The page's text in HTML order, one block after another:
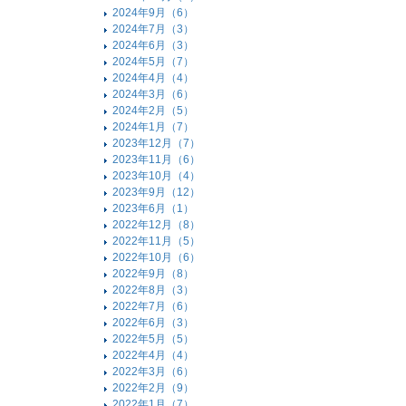
2024年9月（6）
2024年7月（3）
2024年6月（3）
2024年5月（7）
2024年4月（4）
2024年3月（6）
2024年2月（5）
2024年1月（7）
2023年12月（7）
2023年11月（6）
2023年10月（4）
2023年9月（12）
2023年6月（1）
2022年12月（8）
2022年11月（5）
2022年10月（6）
2022年9月（8）
2022年8月（3）
2022年7月（6）
2022年6月（3）
2022年5月（5）
2022年4月（4）
2022年3月（6）
2022年2月（9）